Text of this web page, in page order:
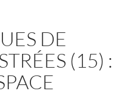
DE
(15) :